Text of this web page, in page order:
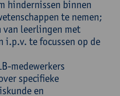
hindernissen binnen
te nemen;
van leerlingen met
i.p.v. te focussen op de
medewerkers
specifieke
en